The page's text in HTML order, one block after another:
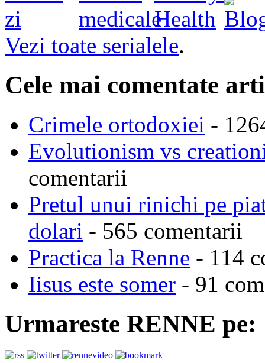
Vezi toate serialele.
Cele mai comentate
Crimele ortodoxiei -
Evolutionism vs
comentarii
Pretul unui rinichi pe
dolari - 565 comentarii
Practica la Renne - 114
Iisus este somer - 91
Urmareste RENNE pe: